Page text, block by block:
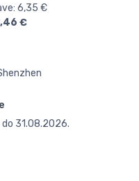
6,35 €
€
do 31.08.2026.